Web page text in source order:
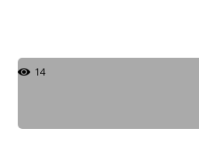
14